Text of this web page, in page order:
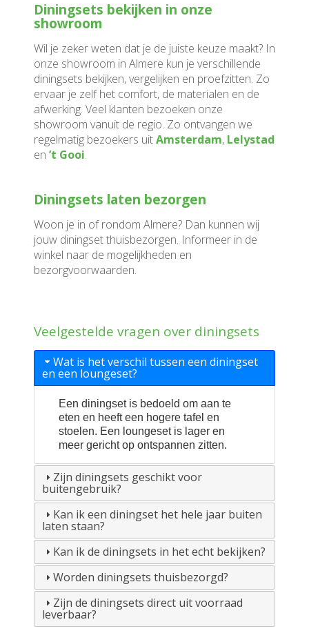
Diningsets bekijken in onze
showroom
Wil je zeker weten dat je de juiste keuze maakt? In
onze showroom in Almere kun je verschillende
diningsets bekijken, vergelijken en proefzitten. Zo
ervaar je zelf het comfort, de materialen en de
afwerking. Veel klanten bezoeken onze
showroom vanuit de regio. Zo ontvangen we
regelmatig bezoekers uitAmsterdam, Lelystad
en ’t Gooi.
Diningsets laten bezorgen
Woon je in of rondom Almere? Dan kunnen wij
jouw diningset thuisbezorgen. Informeer in de
winkel naar de mogelijkheden en
bezorgvoorwaarden.
Veelgestelde vragen over diningsets
Wat is het verschil tussen een diningset
en een loungeset?
Een diningset is bedoeld om aan te
eten en heeft een hogere tafel en
stoelen. Een loungeset is lager en
meer gericht op ontspannen zitten.
Zijn diningsets geschikt voor
buitengebruik?
Kan ik een diningset het hele jaar buiten
laten staan?
Kan ik de diningsets in het echt bekijken?
Worden diningsets thuisbezorgd?
Zijn de diningsets direct uit voorraad
leverbaar?